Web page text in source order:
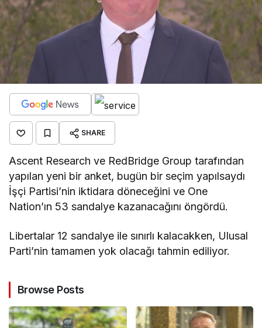
SHARE
Ascent Research ve RedBridge Group tarafından
yapılan yeni bir anket, bugün bir seçim yapılsaydı
İşçi Partisi’nin iktidara döneceğini ve One
Nation’ın 53 sandalye kazanacağını öngördü.
Libertalar 12 sandalye ile sınırlı kalacakken, Ulusal
Parti’nin tamamen yok olacağı tahmin ediliyor.
Browse Posts